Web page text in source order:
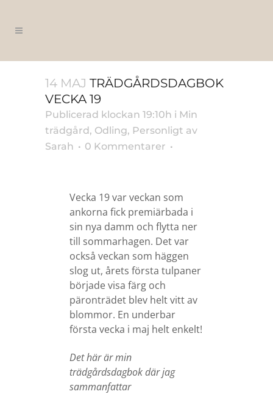
14 MAJ TRÄDGÅRDSDAGBOK
VECKA 19
Publicerad klockan 19:10h i Min
trädgård, Odling, Personligt av
Sarah
0 Kommentarer
Vecka 19 var veckan som
ankorna fick premiärbada i
sin nya damm och flytta ner
till sommarhagen. Det var
också veckan som häggen
slog ut, årets första tulpaner
började visa färg och
päronträdet blev helt vitt av
blommor. En underbar
första vecka i maj helt enkelt!
Det här är min
trädgårdsdagbok där jag
sammanfattar